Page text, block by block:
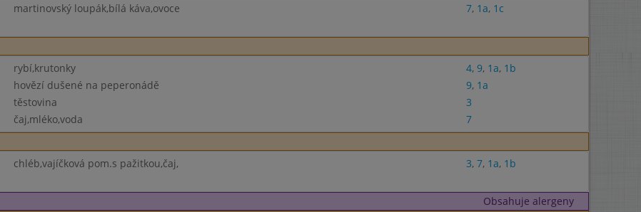
martinovský loupák,bílá káva,ovoce 7, 1a, 1c
rybí,krutonky 4, 9, 1a, 1b
hovězí dušené na peperonádě 9, 1a
těstovina
3
čaj,mléko,voda
7
chléb,vajíčková pom.s pažitkou,čaj, 3, 7, 1a, 1b
Obsahuje alergeny